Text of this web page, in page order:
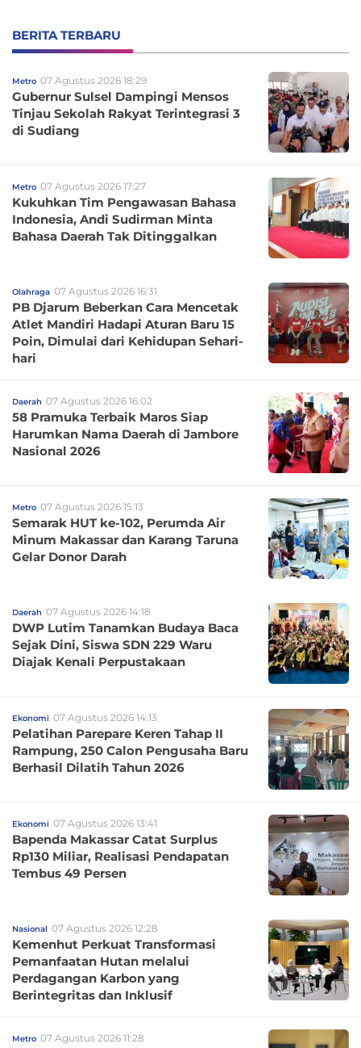
BERITA TERBARU
Metro 07 Agustus 2026 18:29
Gubernur Sulsel Dampingi Mensos
Tinjau Sekolah Rakyat Terintegrasi 3
di Sudiang
Metro 07 Agustus 2026 17:27
Kukuhkan Tim Pengawasan Bahasa
Indonesia, Andi Sudirman Minta
Bahasa Daerah Tak Ditinggalkan
Olahraga 07 Agustus 2026 16:31
PB Djarum Beberkan Cara Mencetak
Atlet Mandiri Hadapi Aturan Baru 15
Poin, Dimulai dari Kehidupan Sehari-
hari
Daerah 07 Agustus 2026 16:02
58 Pramuka Terbaik Maros Siap
Harumkan Nama Daerah di Jambore
Nasional 2026
Metro 07 Agustus 2026 15:13
Semarak HUT ke-102, Perumda Air
Minum Makassar dan Karang Taruna
Gelar Donor Darah
Daerah 07 Agustus 2026 14:18
DWP Lutim Tanamkan Budaya Baca
Sejak Dini, Siswa SDN 229 Waru
Diajak Kenali Perpustakaan
Ekonomi 07 Agustus 2026 14:13
Pelatihan Parepare Keren Tahap II
Rampung, 250 Calon Pengusaha Baru
Berhasil Dilatih Tahun 2026
Ekonomi 07 Agustus 2026 13:41
Bapenda Makassar Catat Surplus
Rp130 Miliar, Realisasi Pendapatan
Tembus 49 Persen
Nasional 07 Agustus 2026 12:28
Kemenhut Perkuat Transformasi
Pemanfaatan Hutan melalui
Perdagangan Karbon yang
Berintegritas dan Inklusif
Metro 07 Agustus 2026 11:28